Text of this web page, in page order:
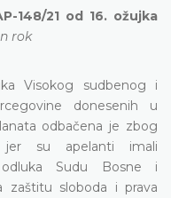
148/21 od 16. ožujka
rok
Visokog sudbenog i
donesenih u
odbačena je zbog
jer su apelanti imali
Sudu Bosne i
zaštitu sloboda i prava